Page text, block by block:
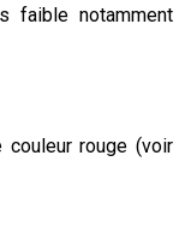
faible notamment
rouge (voir